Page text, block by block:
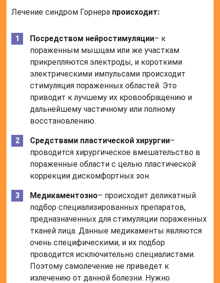
Лечение синдром Горнера происходит:
Посредством нейростимуляции– к
пораженным мышцам или же участкам
прикрепляются электроды, и короткими
электрическими импульсами происходит
стимуляция пораженных областей. Это
приводит к лучшему их кровообращению и
дальнейшему частичному или полному
восстановлению.
Средствами пластической хирургии–
проводится хирургическое вмешательство в
пораженные области с целью пластической
коррекции дискомфортных зон.
Медикаментозно– происходит деликатный
подбор специализированных препаратов,
предназначенных для стимуляции пораженных
тканей лица. Данные медикаменты являются
очень специфическими, и их подбор
проводится исключительно специалистами.
Поэтому самолечение не приведет к
излечению от данной болезни. Нужно